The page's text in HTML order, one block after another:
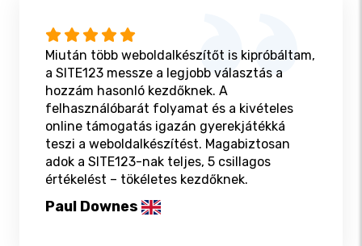
Miután több weboldalkészítőt is kipróbáltam,
a SITE123 messze a legjobb választás a
hozzám hasonló kezdőknek. A
felhasználóbarát folyamat és a kivételes
online támogatás igazán gyerekjátékká
teszi a weboldalkészítést. Magabiztosan
adok a SITE123-nak teljes, 5 csillagos
értékelést – tökéletes kezdőknek.
Paul Downes